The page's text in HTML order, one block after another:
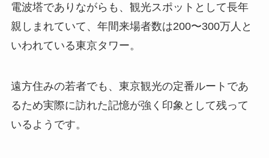
電波塔でありながらも、観光スポットとして長年
親しまれていて、年間来場者数は200〜300万人と
いわれている東京タワー。
遠方住みの若者でも、東京観光の定番ルートであ
るため実際に訪れた記憶が強く印象として残って
いるようです。